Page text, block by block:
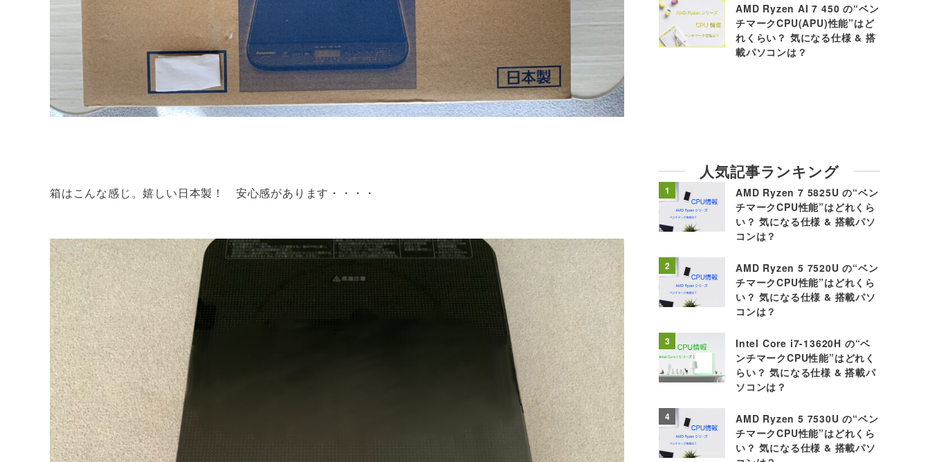
箱はこんな感じ。嬉しい日本製！ 安心感があります・・・・
AMD Ryzen AI 7 450 の“ベン
チマークCPU(APU)性能”はど
れくらい？ 気になる仕様 & 搭
載パソコンは？
人気記事ランキング
1
AMD Ryzen 7 5825U の“ベン
チマークCPU性能”はどれくら
い？ 気になる仕様 & 搭載パソ
コンは？
2
AMD Ryzen 5 7520U の“ベン
チマークCPU性能”はどれくら
い？ 気になる仕様 & 搭載パソ
コンは？
3
Intel Core i7-13620H の“ベ
ンチマークCPU性能”はどれく
らい？ 気になる仕様 & 搭載パ
ソコンは？
4
AMD Ryzen 5 7530U の“ベン
チマークCPU性能”はどれくら
い？ 気になる仕様 & 搭載パソ